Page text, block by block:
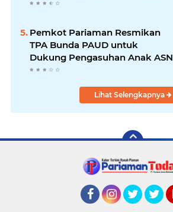
Pemkot Pariaman Resmikan
TPA Bunda PAUD untuk
Dukung Pengasuhan Anak ASN
Lihat Selengkapnya